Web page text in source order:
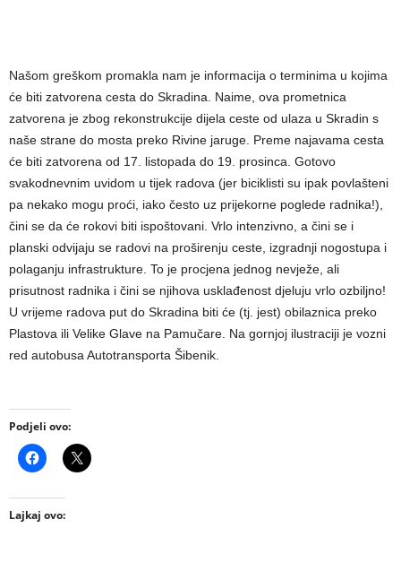
Našom greškom promakla nam je informacija o terminima u kojima
će biti zatvorena cesta do Skradina. Naime, ova prometnica
zatvorena je zbog rekonstrukcije dijela ceste od ulaza u Skradin s
naše strane do mosta preko Rivine jaruge. Preme najavama cesta
će biti zatvorena od 17. listopada do 19. prosinca. Gotovo
svakodnevnim uvidom u tijek radova (jer biciklisti su ipak povlašteni
pa nekako mogu proći, iako često uz prijekorne poglede radnika!),
čini se da će rokovi biti ispoštovani. Vrlo intenzivno, a čini se i
planski odvijaju se radovi na proširenju ceste, izgradnji nogostupa i
polaganju infrastrukture. To je procjena jednog nevježe, ali
prisutnost radnika i čini se njihova usklađenost djeluju vrlo ozbiljno!
U vrijeme radova put do Skradina biti će (tj. jest) obilaznica preko
Plastova ili Velike Glave na Pamučare. Na gornjoj ilustraciji je vozni
red autobusa Autotransporta Šibenik.
Podjeli ovo:
Lajkaj ovo: